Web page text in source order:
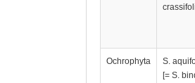
Ochrophyta
S.
[= S.